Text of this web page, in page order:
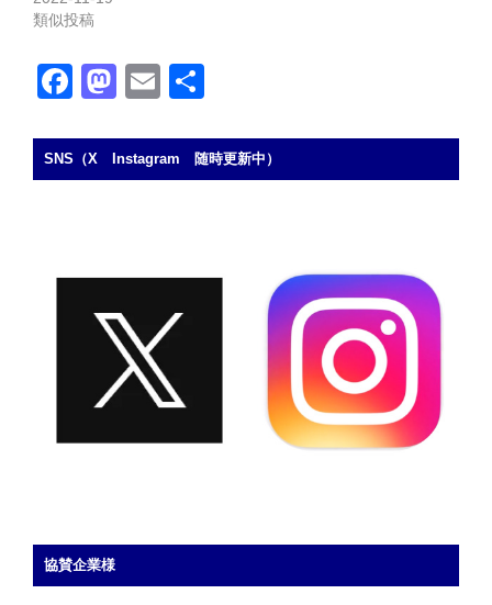
類似投稿
F
c
e
M
st
o
E
ail
SNS（X Instagram 随時更新中）
協賛企業様